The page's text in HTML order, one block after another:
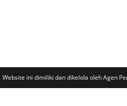
Website ini dimiliki dan dikelola oleh Agen